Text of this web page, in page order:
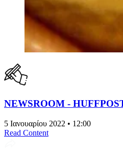
NEWSROOM -
5 Ιανουαρίου 2022 • 12:00
Read Content